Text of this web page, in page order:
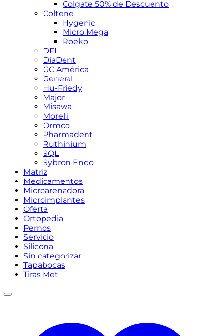
Colgate 50% de Descuento
Coltene
Hygenic
Micro Mega
Roeko
DFL
DiaDent
GC América
General
Hu-Friedy
Major
Misawa
Morelli
Ormco
Pharmadent
Ruthinium
SQL
Sybron Endo
Matriz
Medicamentos
Microarenadora
Microimplantes
Oferta
Ortopedia
Pernos
Servicio
Silicona
Sin categorizar
Tapabocas
Tiras Met